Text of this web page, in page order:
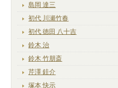
島岡 達三
初代 川瀬竹春
初代 徳田 八十吉
鈴木 治
鈴木 竹朋斎
芹澤 銈介
塚本 快示